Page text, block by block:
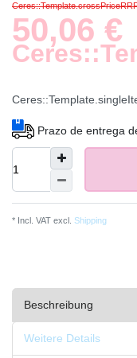
50,06 €
Prazo de entrega
* Incl. VAT excl. Shipping
Beschreibung
Weitere Details